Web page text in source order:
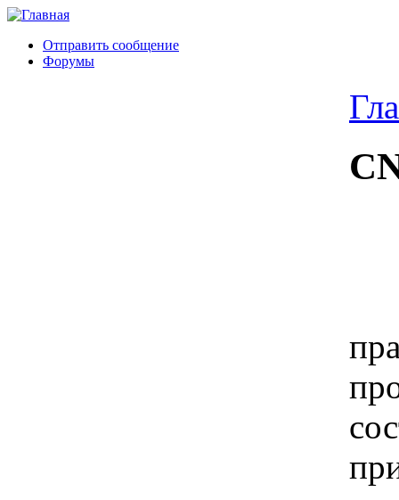
Отправить сообщение
Форумы